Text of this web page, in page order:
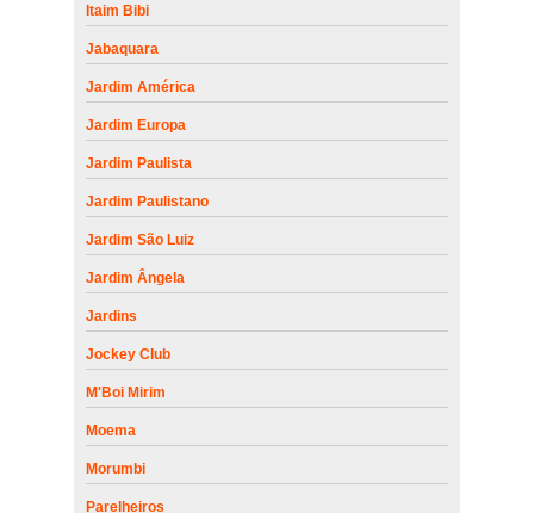
Itaim Bibi
Jabaquara
Jardim América
Jardim Europa
Jardim Paulista
Jardim Paulistano
Jardim São Luiz
Jardim Ângela
Jardins
Jockey Club
M'Boi Mirim
Moema
Morumbi
Parelheiros